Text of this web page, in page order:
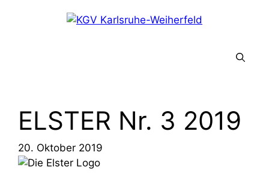
ELSTER Nr. 3 2019
20. Oktober 2019